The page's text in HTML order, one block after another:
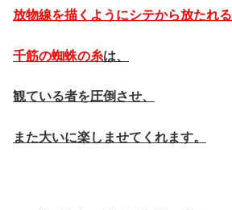
放物線を描くようにシテから放たれる
千筋の蜘蛛の糸は、
観ている者を圧倒させ、
また大いに楽しませてくれます。